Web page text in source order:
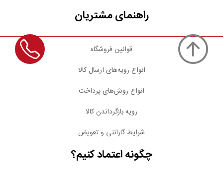
راهنمای مشتریان
قوانین فروشگاه
انواع رویه‌های ارسال کالا
انواع روش‌های پرداخت
رویه بازگرداندن کالا
شرایط گارانتی و تعویض
چگونه اعتماد کنیم؟